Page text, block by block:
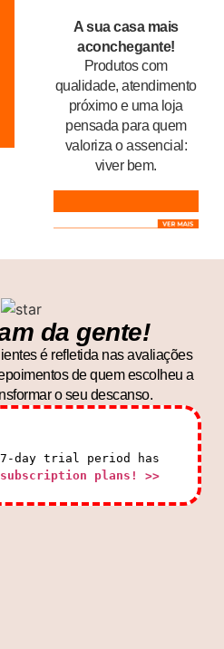
A sua casa mais
aconchegante!
Produtos com
qualidade, atendimento
próximo e uma loja
pensada para quem
valoriza o assencial:
viver bem.
da gente!
é refletida nas avaliações
de quem escolheu a
o seu descanso.
day trial period has
subscription plans! >>